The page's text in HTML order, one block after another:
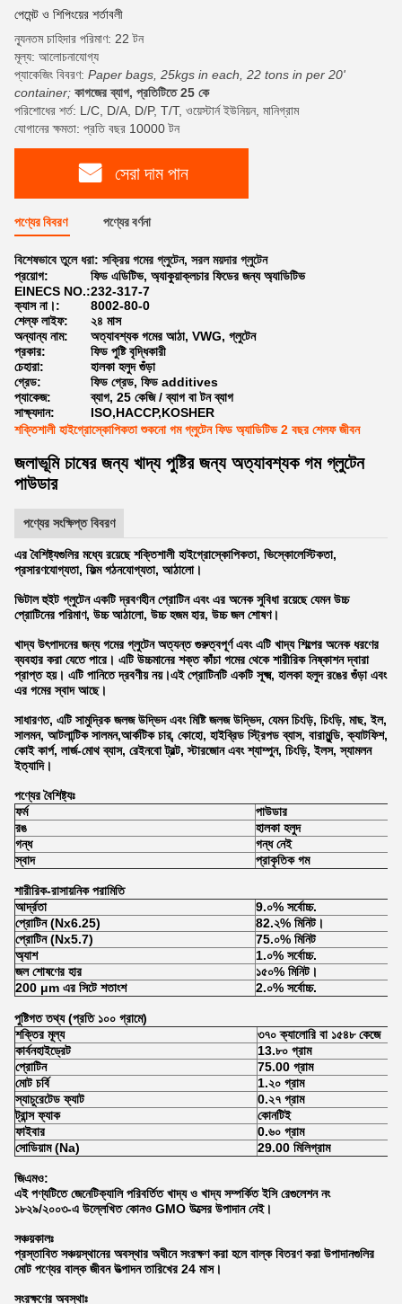
পেমেন্ট ও শিপিংয়ের শর্তাবলী
ন্যূনতম চাহিদার পরিমাণ: 22 টন
মূল্য: আলোচনাযোগ্য
প্যাকেজিং বিবরণ: Paper bags, 25kgs in each, 22 tons in per 20'
container; কাগজের ব্যাগ, প্রতিটিতে 25 কে
পরিশোধের শর্ত: L/C, D/A, D/P, T/T, ওয়েস্টার্ন ইউনিয়ন, মানিগ্রাম
যোগানের ক্ষমতা: প্রতি বছর 10000 টন
সেরা দাম পান
পণ্যের বিবরণ পণ্যের বর্ণনা
বিশেষভাবে তুলে ধরা: সক্রিয় গমের গ্লুটেন, সরল ময়দার গ্লুটেন
প্রয়োগ:
ফিড এডিটিভ, অ্যাকুয়াক্লচার ফিডের জন্য অ্যাডিটিভ
EINECS NO.:232-317-7
ক্যাস না।:
8002-80-0
শেল্ফ লাইফ:
২৪ মাস
অন্যান্য নাম:
অত্যাবশ্যক গমের আঠা, VWG, গ্লুটেন
প্রকার:
ফিড পুষ্টি বৃদ্ধিকারী
চেহারা:
হালকা হলুদ গুঁড়া
গ্রেড:
ফিড গ্রেড, ফিড additives
প্যাকেজ:
ব্যাগ, 25 কেজি / ব্যাগ বা টন ব্যাগ
সাক্ষ্যদান:
ISO,HACCP,KOSHER
শক্তিশালী হাইগ্রোস্কোপিকতা শুকনো গম গ্লুটেন ফিড অ্যাডিটিভ 2 বছর শেলফ জীবন
জলাভূমি চাষের জন্য খাদ্য পুষ্টির জন্য অত্যাবশ্যক গম গ্লুটেন
পাউডার
পণ্যের সংক্ষিপ্ত বিবরণ
এর বৈশিষ্ট্যগুলির মধ্যে রয়েছে শক্তিশালী হাইগ্রোস্কোপিকতা, ভিস্কোলেস্টিকতা,
প্রসারণযোগ্যতা, ফিল্ম গঠনযোগ্যতা, আঠালো।
ভিটাল হুইট গ্লুটেন একটি দ্রবণহীন প্রোটিন এবং এর অনেক সুবিধা রয়েছে যেমন উচ্চ
প্রোটিনের পরিমাণ, উচ্চ আঠালো, উচ্চ হজম হার, উচ্চ জল শোষণ।
খাদ্য উৎপাদনের জন্য গমের গ্লুটেন অত্যন্ত গুরুত্বপূর্ণ এবং এটি খাদ্য শিল্পের অনেক ধরণের
ব্যবহার করা যেতে পারে। এটি উচ্চমানের শক্ত কাঁচা গমের থেকে শারীরিক নিষ্কাশন দ্বারা
প্রাপ্ত হয়। এটি পানিতে দ্রবণীয় নয়।এই প্রোটিনটি একটি সূক্ষ্ম, হালকা হলুদ রঙের গুঁড়া এবং
এর গমের স্বাদ আছে।
সাধারণত, এটি সামুদ্রিক জলজ উদ্ভিদ এবং মিষ্টি জলজ উদ্ভিদ, যেমন চিংড়ি, চিংড়ি, মাছ, ইল,
সালমন, আটলান্টিক সালমন,আর্কটিক চার্, কোহো, হাইব্রিড স্ট্রিপড ব্যাস, বারামুন্ডি, ক্যাটফিশ,
কোই কার্প, লার্জ-মোথ ব্যাস, রেইনবো ট্রল্ট, স্টারজোন এবং শ্যাম্পুন, চিংড়ি, ইলস, স্যামলন
ইত্যাদি।
পণ্যের বৈশিষ্ট্যঃ
ফর্ম
পাউডার
রঙ
হালকা হলুদ
গন্ধ
গন্ধ নেই
স্বাদ
প্রাকৃতিক গম
শারীরিক-রাসায়নিক পরামিতি
আর্দ্রতা
9.০% সর্বোচ্চ.
প্রোটিন (Nx6.25)
82.২% মিনিট।
প্রোটিন (Nx5.7)
75.০% মিনিট
অ্যাশ
1.০% সর্বোচ্চ.
জল শোষণের হার
১৫০% মিনিট।
200 μm এর সিটে শতাংশ
2.০% সর্বোচ্চ.
পুষ্টিগত তথ্য (প্রতি ১০০ গ্রামে)
শক্তির মূল্য
৩৭০ ক্যালোরি বা ১৫৪৮ কেজে
কার্বনহাইড্রেট
13.৮০ গ্রাম
প্রোটিন
75.00 গ্রাম
মোট চর্বি
1.২০ গ্রাম
স্যাচুরেটেড ফ্যাট
0.২৭ গ্রাম
ট্রান্স ফ্যাক
কোনটিই
ফাইবার
0.৬০ গ্রাম
সোডিয়াম (Na)
29.00 মিলিগ্রাম
জিএমও:
এই পণ্যটিতে জেনেটিক্যালি পরিবর্তিত খাদ্য ও খাদ্য সম্পর্কিত ইসি রেগুলেশন নং
১৮২৯/২০০৩-এ উল্লেখিত কোনও GMO উত্সের উপাদান নেই।
সঞ্চয়কালঃ
প্রস্তাবিত সঞ্চয়স্থানের অবস্থার অধীনে সংরক্ষণ করা হলে বাল্ক বিতরণ করা উপাদানগুলির
মোট পণ্যের বাল্ক জীবন উত্পাদন তারিখের 24 মাস।
সংরক্ষণের অবস্থাঃ